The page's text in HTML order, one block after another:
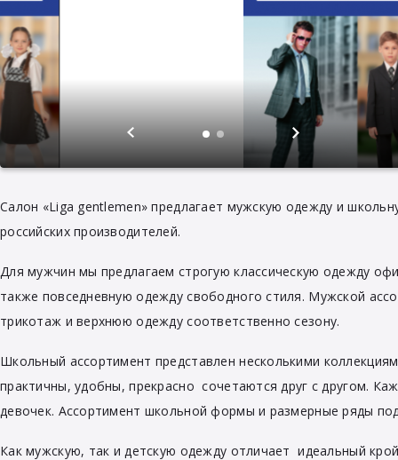
Салон «Liga gentlemen» предлагает мужскую одежду и
российских производителей.
Для мужчин мы предлагаем строгую классическую одежду
также повседневную одежду свободного стиля. Мужской
трикотаж и верхнюю одежду соответственно сезону.
Школьный ассортимент представлен несколькими
практичны, удобны, прекрасно сочетаются друг с другом.
девочек. Ассортимент школьной формы и размерные ряды
Как мужскую, так и детскую одежду отличает идеальный